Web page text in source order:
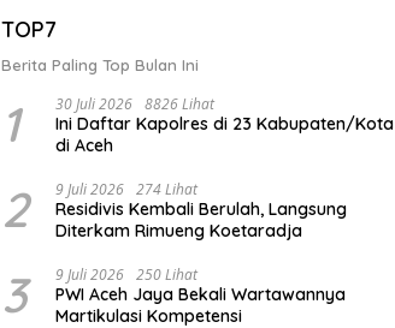
TOP7
Berita Paling Top Bulan Ini
1 30 Juli 2026 8826 Lihat
Ini Daftar Kapolres di 23 Kabupaten/Kota
di Aceh
2 9 Juli 2026 274 Lihat
Residivis Kembali Berulah, Langsung
Diterkam Rimueng Koetaradja
3 9 Juli 2026 250 Lihat
PWI Aceh Jaya Bekali Wartawannya
Martikulasi Kompetensi